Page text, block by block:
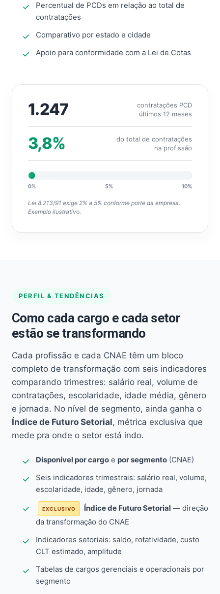
Percentual de PCDs em relação ao total de
contratações
Comparativo por estado e cidade
Apoio para conformidade com a Lei de Cotas
1.247
contratações PCD
últimos 12 meses
3,8%
do total de contratações
na profissão
0% 5% 10%
Lei 8.213/91 exige 2% a 5% conforme porte da empresa.
Exemplo ilustrativo.
PERFIL & TENDÊNCIAS
Como cada cargo e cada setor
estão se transformando
Cada profissão e cada CNAE têm um bloco
completo de transformação com seis indicadores
comparando trimestres: salário real, volume de
contratações, escolaridade, idade média, gênero
e jornada. No nível de segmento, ainda ganha o
Índice de Futuro Setorial, métrica exclusiva que
mede pra onde o setor está indo.
Disponível por cargo e por segmento (CNAE)
Seis indicadores trimestrais: salário real, volume,
escolaridade, idade, gênero, jornada
EXCLUSIVO Índice de Futuro Setorial — direção
da transformação do CNAE
Indicadores setoriais: saldo, rotatividade, custo
CLT estimado, amplitude
Tabelas de cargos gerenciais e operacionais por
segmento